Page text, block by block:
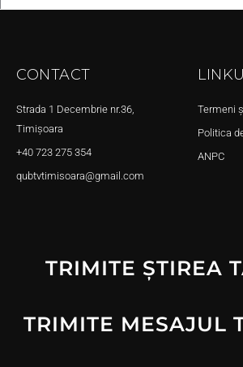
CONTACT
Strada 1 Decembrie nr.36,
Timișoara
+40 723 275 354
qubtvtimisoara@gmail.com
Termeni
Politica
ANPC
TRIMITE ȘTIREA
TRIMITE MESAJUL